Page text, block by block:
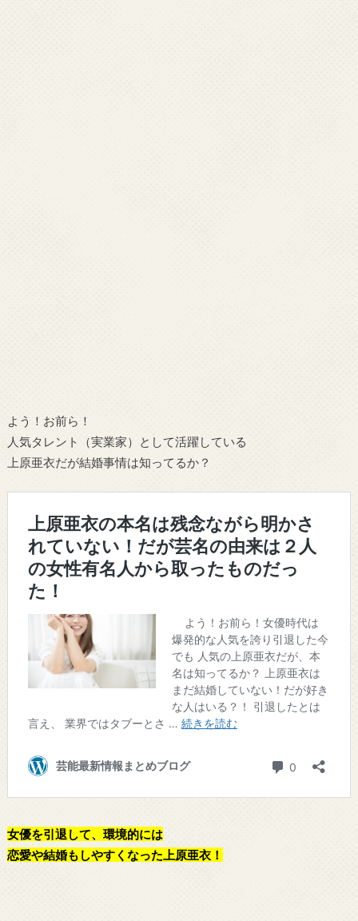
よう！お前ら！
人気タレント（実業家）として活躍している
上原亜衣だが結婚事情は知ってるか？
女優を引退して、環境的には
恋愛や結婚もしやすくなった上原亜衣！